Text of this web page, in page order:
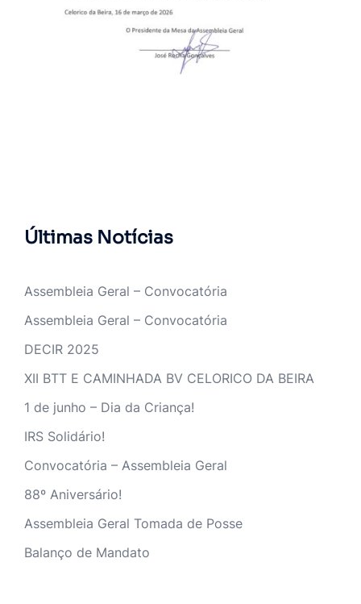
Últimas Notícias
Assembleia Geral – Convocatória
Assembleia Geral – Convocatória
DECIR 2025
XII BTT E CAMINHADA BV CELORICO DA BEIRA
1 de junho – Dia da Criança!
IRS Solidário!
Convocatória – Assembleia Geral
88º Aniversário!
Assembleia Geral Tomada de Posse
Balanço de Mandato